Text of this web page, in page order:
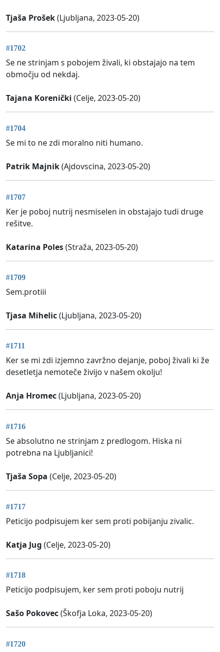
Tjaša Prošek(Ljubljana, 2023-05-20)
#1702
Se ne strinjam s pobojem živali, ki obstajajo na tem
območju od nekdaj.
Tajana Korenički (Celje, 2023-05-20)
#1704
Se mi to ne zdi moralno niti humano.
Patrik Majnik(Ajdovscina, 2023-05-20)
#1707
Ker je poboj nutrij nesmiselen in obstajajo tudi druge
rešitve.
Katarina Poles(Straža, 2023-05-20)
#1709
Sem.protiii
Tjasa Mihelic(Ljubljana, 2023-05-20)
#1711
Ker se mi zdi izjemno zavržno dejanje, poboj živali ki že
desetletja nemoteče živijo v našem okolju!
Anja Hromec(Ljubljana, 2023-05-20)
#1716
Se absolutno ne strinjam z predlogom. Hiska ni
potrebna na Ljubljanici!
Tjaša Sopa (Celje, 2023-05-20)
#1717
Peticijo podpisujem ker sem proti pobijanju zivalic.
Katja Jug (Celje, 2023-05-20)
#1718
Peticijo podpisujem, ker sem proti poboju nutrij
Sašo Pokovec(Škofja Loka, 2023-05-20)
#1720